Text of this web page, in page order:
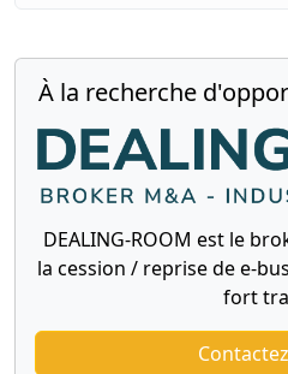
À la recherche
DEALING-ROOM est le
la cession / reprise de e-
fort